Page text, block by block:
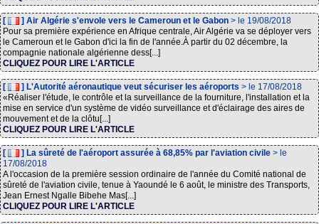
[ ] Air Algérie s'envole vers le Cameroun et le Gabon > le 19/08/2018
Pour sa première expérience en Afrique centrale, Air Algérie va se déployer vers
le Cameroun et le Gabon d'ici la fin de l'année.À partir du 02 décembre, la
compagnie nationale algérienne dess[...]
CLIQUEZ POUR LIRE L'ARTICLE
[ ] L'Autorité aéronautique veut sécuriser les aéroports > le 17/08/2018
«Réaliser l'étude, le contrôle et la surveillance de la fourniture, l'installation et la
mise en service d'un système de vidéo surveillance et d'éclairage des aires de
mouvement et de la clôtu[...]
CLIQUEZ POUR LIRE L'ARTICLE
[ ] La sûreté de l'aéroport assurée à 68,85% par l'aviation civile > le
17/08/2018
A l'occasion de la première session ordinaire de l'année du Comité national de
sûreté de l'aviation civile, tenue à Yaoundé le 6 août, le ministre des Transports,
Jean Ernest Ngalle Bibehe Mas[...]
CLIQUEZ POUR LIRE L'ARTICLE